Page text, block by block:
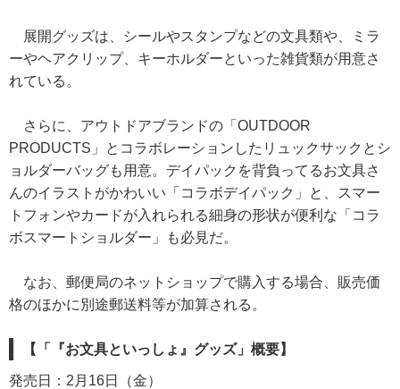
展開グッズは、シールやスタンプなどの文具類や、ミラ
ーやヘアクリップ、キーホルダーといった雑貨類が用意さ
れている。
さらに、アウトドアブランドの「OUTDOOR
PRODUCTS」とコラボレーションしたリュックサックとシ
ョルダーバッグも用意。デイパックを背負ってるお文具さ
んのイラストがかわいい「コラボデイパック」と、スマー
トフォンやカードが入れられる細身の形状が便利な「コラ
ボスマートショルダー」も必見だ。
なお、郵便局のネットショップで購入する場合、販売価
格のほかに別途郵送料等が加算される。
【「『お文具といっしょ』グッズ」概要】
発売日：2月16日（金）